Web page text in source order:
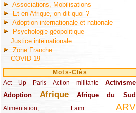
Associations, Mobilisations
Et en Afrique, on dit quoi ?
Adoption internationale et nationale
Psychologie géopolitique
Justice internationale
Zone Franche
COVID-19
Mots-Clés
Act Up Paris
(49/289) Action militante
(32/289) Activisme
(73/289)
Adoption
(82/289) Afrique
(161/289) Afrique du Sud
(73/289)
Alimentation, Faim
(48/289) ARV
(203/289)